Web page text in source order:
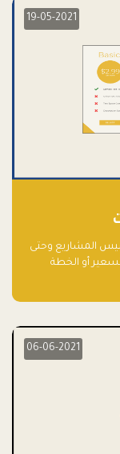
19-05-2021
المشاريع وحتى
أو الخطة
06-06-2021